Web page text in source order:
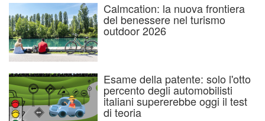
Calmcation: la nuova frontiera
del benessere nel turismo
outdoor 2026
Esame della patente: solo l'otto
percento degli automobilisti
italiani supererebbe oggi il test
di teoria